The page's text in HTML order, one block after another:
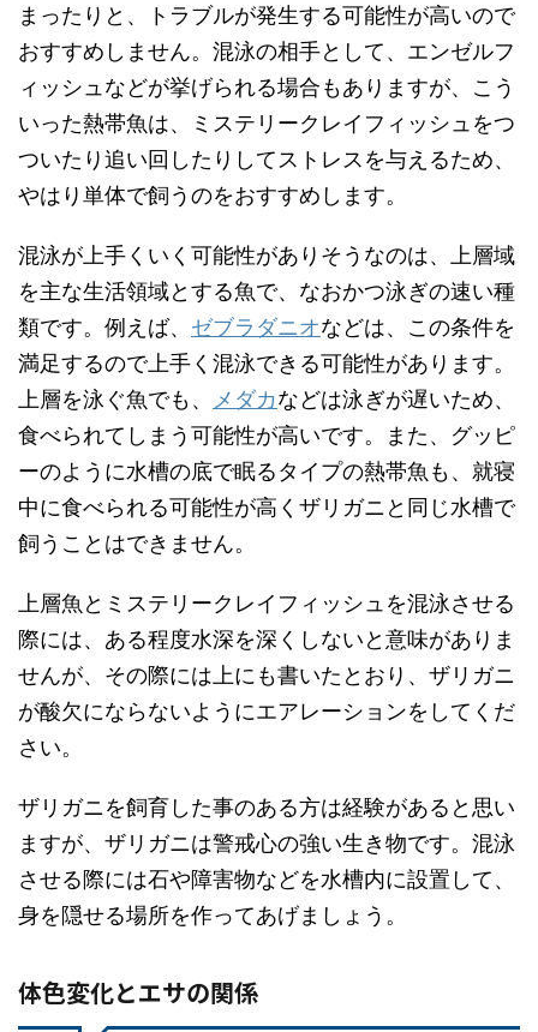
まったりと、トラブルが発生する可能性が高いので
おすすめしません。混泳の相手として、エンゼルフ
ィッシュなどが挙げられる場合もありますが、こう
いった熱帯魚は、ミステリークレイフィッシュをつ
ついたり追い回したりしてストレスを与えるため、
やはり単体で飼うのをおすすめします。
混泳が上手くいく可能性がありそうなのは、上層域
を主な生活領域とする魚で、なおかつ泳ぎの速い種
類です。例えば、 ゼブラダニオなどは、この条件を
満足するので上手く混泳できる可能性があります。
上層を泳ぐ魚でも、
メダカなどは泳ぎが遅いため、
食べられてしまう可能性が高いです。また、グッピ
ーのように水槽の底で眠るタイプの熱帯魚も、就寝
中に食べられる可能性が高くザリガニと同じ水槽で
飼うことはできません。
上層魚とミステリークレイフィッシュを混泳させる
際には、ある程度水深を深くしないと意味がありま
せんが、その際には上にも書いたとおり、ザリガニ
が酸欠にならないようにエアレーションをしてくだ
さい。
ザリガニを飼育した事のある方は経験があると思い
ますが、ザリガニは警戒心の強い生き物です。混泳
させる際には石や障害物などを水槽内に設置して、
身を隠せる場所を作ってあげましょう。
体色変化とエサの関係